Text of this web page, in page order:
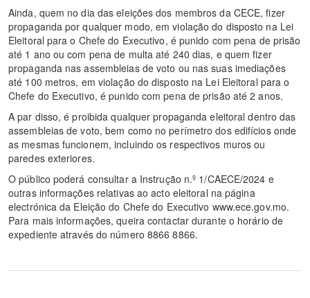
Ainda, quem no dia das eleições dos membros da CECE, fizer
propaganda por qualquer modo, em violação do disposto na Lei
Eleitoral para o Chefe do Executivo, é punido com pena de prisão
até 1 ano ou com pena de multa até 240 dias, e quem fizer
propaganda nas assembleias de voto ou nas suas imediações
até 100 metros, em violação do disposto na Lei Eleitoral para o
Chefe do Executivo, é punido com pena de prisão até 2 anos.
A par disso, é proibida qualquer propaganda eleitoral dentro das
assembleias de voto, bem como no perímetro dos edifícios onde
as mesmas funcionem, incluindo os respectivos muros ou
paredes exteriores.
O público poderá consultar a Instrução n.º 1/CAECE/2024 e
outras informações relativas ao acto eleitoral na página
electrónica da Eleição do Chefe do Executivo www.ece.gov.mo.
Para mais informações, queira contactar durante o horário de
expediente através do número 8866 8866.